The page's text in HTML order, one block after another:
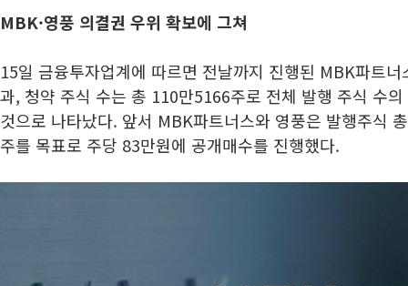
MBK·영풍 의결권 우위 확보에 그쳐
15일 금융투자업계에 따르면 전날까지 진행된 MBK파트
과, 청약 주식 수는 총 110만5166주로 전체 발행 주식 수
것으로 나타났다. 앞서 MBK파트너스와 영풍은 발행주식
주를 목표로 주당 83만원에 공개매수를 진행했다.